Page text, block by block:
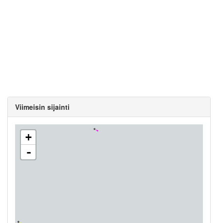
Viimeisin sijainti
+
-